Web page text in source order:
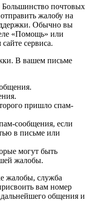
Большинство почтовых
жалобу на
Обычно вы
«Помощь» или
сервиса.
В вашем письме
пришло спам-
сообщения, если
в письме или
могут быть
жалобы.
жалобы, служба
вам номер
общения и